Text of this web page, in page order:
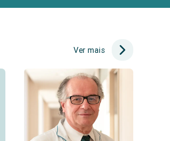
Ver mais